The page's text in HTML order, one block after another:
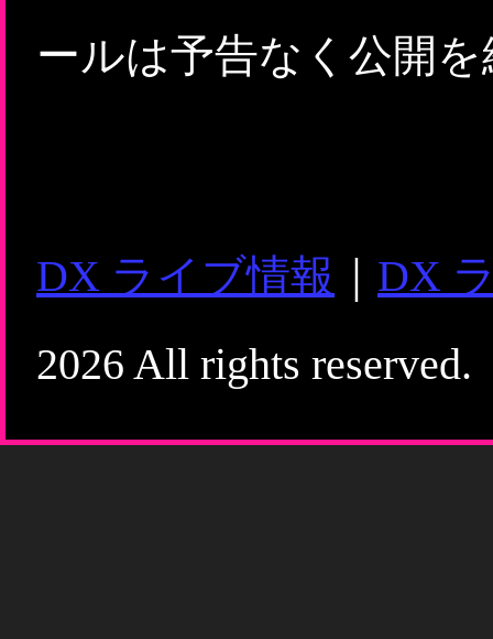
ールは予告なく公開
DX ライブ情報
DX
2026 All rights reserved.